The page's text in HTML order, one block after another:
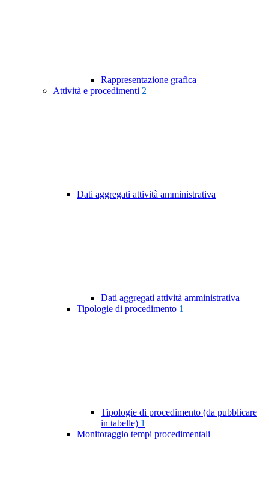
Rappresentazione grafica
Attività e procedimenti 2
Dati aggregati attività amministrativa
Dati aggregati attività amministrativa
Tipologie di procedimento 1
Tipologie di procedimento (da pubblicare
in tabelle) 1
Monitoraggio tempi procedimentali